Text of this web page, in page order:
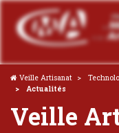
Veille Artisanat
Actualités
Veille